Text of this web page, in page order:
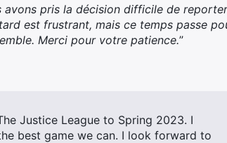
avons pris la décision difficile de reporter
est frustrant, mais ce temps passe
Merci pour votre patience.”
Justice League to Spring 2023. I
best game we can. I look forward to